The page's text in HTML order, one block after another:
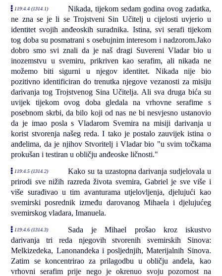
119:4.4 (1314.1)
Nikada, tijekom sedam godina ovog zadatka,
ne zna se je li se Trojstveni Sin Učitelj u cijelosti uvjerio u
identitet svojih anđeoskih suradnika. Istina, svi serafi tijekom
tog doba su posmatrani s osebujnim interesom i nadzorom.Jako
dobro smo svi znali da je naš dragi Suvereni Vladar bio u
inozemstvu u svemiru, prikriven kao serafim, ali nikada ne
možemo biti sigurni u njegov identitet. Nikada nije bio
pozitivno identificiran do trenutka njegove vezanosti za misiju
darivanja tog Trojstvenog Sina Učitelja. Ali sva druga bića su
uvijek tijekom ovog doba gledala na vrhovne serafime s
posebnom skrbi, da bilo koji od nas ne bi nesvjesno ustanovio
da je imao posla s Vladarom Svemira na misiji darivanja u
korist stvorenja našeg reda. I tako je postalo zauvijek istina o
anđelima, da je njihov Stvoritelj i Vladar bio "u svim točkama
prokušan i testiran u obličju anđeoske ličnosti."
119:4.5 (1314.2)
Kako su ta uzastopna darivanja sudjelovala u
prirodi sve nižih razreda života svemira, Gabriel je sve više i
više surađivao u tim avanturama utjelovljenja, djelujući kao
svemirski posrednik između darovanog Mihaela i djelujućeg
svemirskog vladara, Imanuela.
119:4.6 (1314.3)
Sada je Mihael prošao kroz iskustvo
darivanja tri reda njegovih stvorenih svemirskih Sinova:
Melkizedeka, Lanonandeka i posljednjih, Materijalnih Sinova.
Zatim se koncentrirao za prilagodbu u obličju anđela, kao
vrhovni serafim prije nego je okrenuo svoju pozornost na